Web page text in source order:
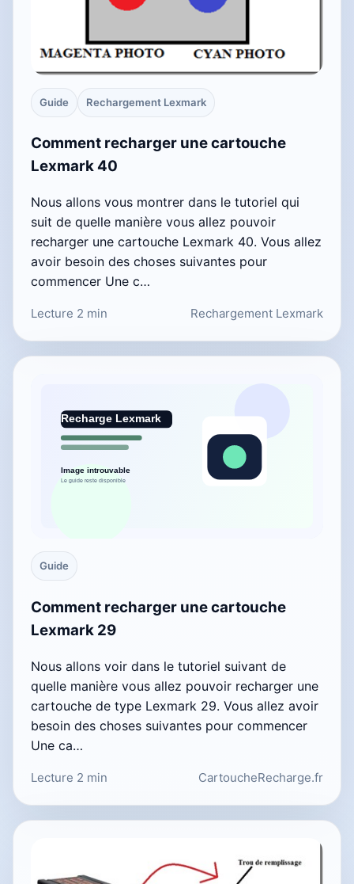
Guide Rechargement Lexmark
Comment recharger une cartouche
Lexmark 40
Nous allons vous montrer dans le tutoriel qui
suit de quelle manière vous allez pouvoir
recharger une cartouche Lexmark 40. Vous allez
avoir besoin des choses suivantes pour
commencer Une c…
Lecture 2 min Rechargement Lexmark
Guide
Comment recharger une cartouche
Lexmark 29
Nous allons voir dans le tutoriel suivant de
quelle manière vous allez pouvoir recharger une
cartouche de type Lexmark 29. Vous allez avoir
besoin des choses suivantes pour commencer
Une ca…
Lecture 2 min CartoucheRecharge.fr